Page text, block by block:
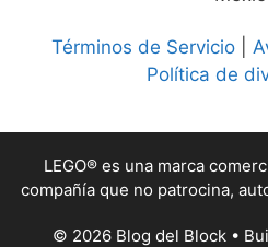
Términos de Servicio
Política de
LEGO® es una marca
compañía que no patrocina,
© 2026 Blog del Block •